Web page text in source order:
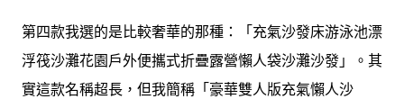
第四款我選的是比較奢華的那種：「充氣沙發床游泳池漂
浮筏沙灘花園戶外便攜式折疊露營懶人袋沙灘沙發」。其
實這款名稱超長，但我簡稱「豪華雙人版充氣懶人沙